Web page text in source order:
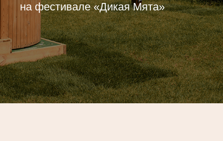
на фестивале «Дикая Мята»